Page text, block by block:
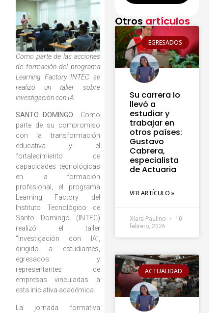
Como parte de las acciones
de formación del programa
Learning Factory INTEC se
realizó un taller sobre
investigación con IA
SANTO DOMINGO. -Como
parte de su compromiso
con la transformación
educativa y el
fortalecimiento de
capacidades tecnológicas
en la formación
profesional, el programa
Learning Factory del
Instituto Tecnológico de
Santo Domingo (INTEC)
realizó el taller
“Investigación con IA”,
dirigido a estudiantes,
egresados y
representantes de
empresas vinculadas a
esta iniciativa académica.
La jornada formativa
Otros artículos
EGRESADOS
Su carrera lo
llevó a
estudiar y
trabajar en
otros países:
Gustavo
Cabrera,
especialista
de Actuaria
VER ARTÍCULO »
Xiara Paulino
10
febrero, 2026
ACTUALIDAD